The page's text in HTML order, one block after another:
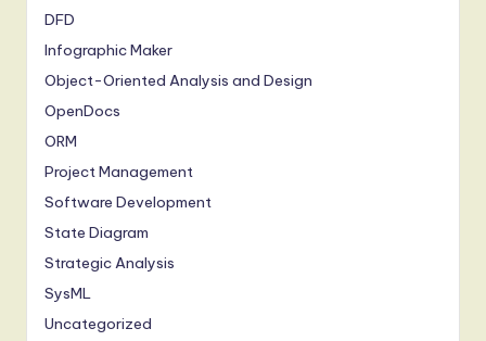
DFD
Infographic Maker
Object-Oriented Analysis and Design
OpenDocs
ORM
Project Management
Software Development
State Diagram
Strategic Analysis
SysML
Uncategorized